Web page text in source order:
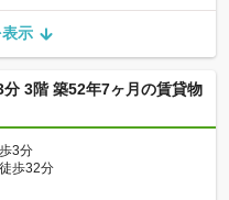
示
3階 築52年7ヶ月の賃貸物
3分
歩32分